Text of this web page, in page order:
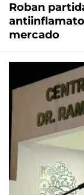
Roban
mercado